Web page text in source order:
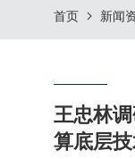
首页 新闻
王忠林
算底层